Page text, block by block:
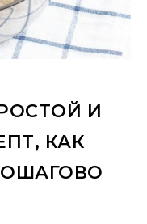
И
КАК